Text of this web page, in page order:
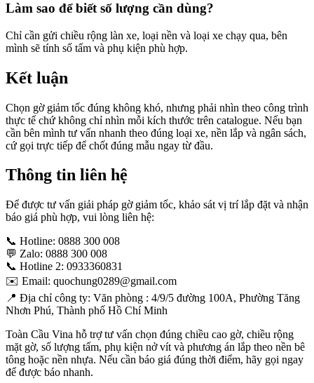
Làm sao để biết số lượng cần dùng?
Chỉ cần gửi chiều rộng làn xe, loại nền và loại xe chạy qua, bên
mình sẽ tính số tấm và phụ kiện phù hợp.
Kết luận
Chọn gờ giảm tốc đúng không khó, nhưng phải nhìn theo công trình
thực tế chứ không chỉ nhìn mỗi kích thước trên catalogue. Nếu bạn
cần bên mình tư vấn nhanh theo đúng loại xe, nền lắp và ngân sách,
cứ gọi trực tiếp để chốt đúng mẫu ngay từ đầu.
Thông tin liên hệ
Để được tư vấn giải pháp gờ giảm tốc, khảo sát vị trí lắp đặt và nhận
báo giá phù hợp, vui lòng liên hệ:
📞 Hotline: 0888 300 008
💬 Zalo: 0888 300 008
📞 Hotline 2: 0933360831
✉️ Email: quochung0289@gmail.com
📍 Địa chỉ công ty: Văn phòng : 4/9/5 đường 100A, Phường Tăng
Nhơn Phú, Thành phố Hồ Chí Minh
Toàn Cầu Vina hỗ trợ tư vấn chọn đúng chiều cao gờ, chiều rộng
mặt gờ, số lượng tấm, phụ kiện nở vít và phương án lắp theo nền bê
tông hoặc nền nhựa. Nếu cần báo giá đúng thời điểm, hãy gọi ngay
để được báo nhanh.